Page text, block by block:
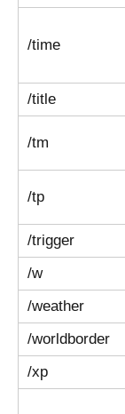
/time
/title
/tm
/tp
/trigger
/w
/weather
/worldborder
/xp